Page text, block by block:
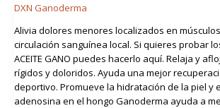
DXN Ganoderma
Alivia dolores menores localizados en
circulación sanguínea local. Si quieres probar
ACEITE GANO puedes hacerlo aquí. Relaja y
rígidos y doloridos. Ayuda una mejor
deportivo. Promueve la hidratación de la piel y
adenosina en el hongo Ganoderma ayuda a
Gano